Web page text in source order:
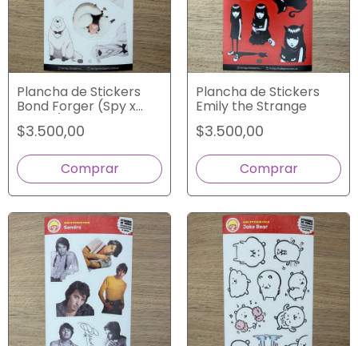
Plancha de Stickers
Bond Forger (Spy x
Family)
$3.500,00
Plancha de Stickers
Emily the Strange
$3.500,00